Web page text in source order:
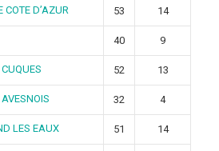
COTE D’AZUR 53 14
40 9
52 13
32 4
LES EAUX 51 14